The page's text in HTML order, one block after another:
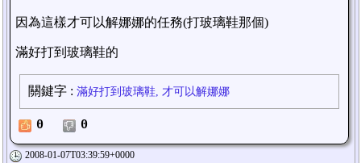
因為這樣才可以解娜娜的任務(打玻璃鞋那個)
滿好打到玻璃鞋的
關鍵字 : 滿好打到玻璃鞋, 才可以解娜娜
0 0
2008-01-07T03:39:59+0000